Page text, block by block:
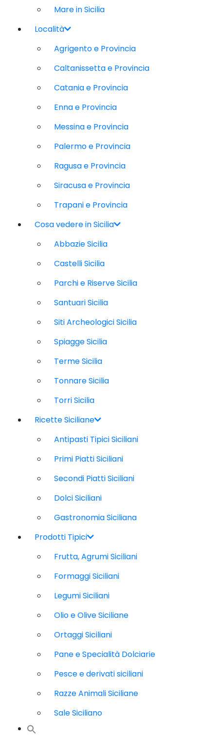
Mare in Sicilia
Località
Agrigento e Provincia
Caltanissetta e Provincia
Catania e Provincia
Enna e Provincia
Messina e Provincia
Palermo e Provincia
Ragusa e Provincia
Siracusa e Provincia
Trapani e Provincia
Cosa vedere in Sicilia
Abbazie Sicilia
Castelli Sicilia
Parchi e Riserve Sicilia
Santuari Sicilia
Siti Archeologici Sicilia
Spiagge Sicilia
Terme Sicilia
Tonnare Sicilia
Torri Sicilia
Ricette Siciliane
Antipasti Tipici Siciliani
Primi Piatti Siciliani
Secondi Piatti Siciliani
Dolci Siciliani
Gastronomia Siciliana
Prodotti Tipici
Frutta, Agrumi Siciliani
Formaggi Siciliani
Legumi Siciliani
Olio e Olive Siciliane
Ortaggi Siciliani
Pane e Specialità Dolciarie
Pesce e derivati siciliani
Razze Animali Siciliane
Sale Siciliano